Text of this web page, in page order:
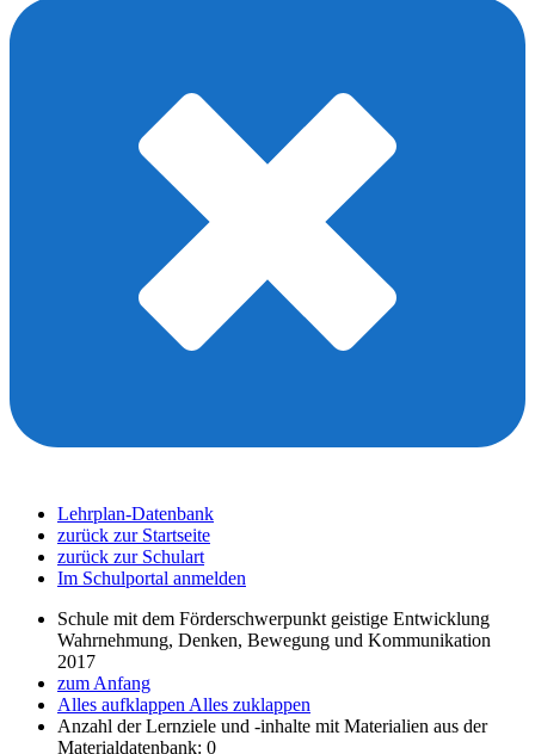
Lehrplan-Datenbank
zurück zur Startseite
zurück zur Schulart
Im Schulportal anmelden
Schule mit dem Förderschwerpunkt geistige Entwicklung
Wahrnehmung, Denken, Bewegung und Kommunikation
2017
zum Anfang
Alles aufklappen Alles zuklappen
Anzahl der Lernziele und -inhalte mit Materialien aus der
Materialdatenbank: 0